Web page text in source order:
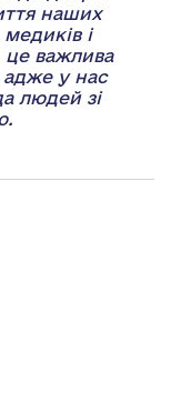
наших
і
важлива
адже у нас
людей зі